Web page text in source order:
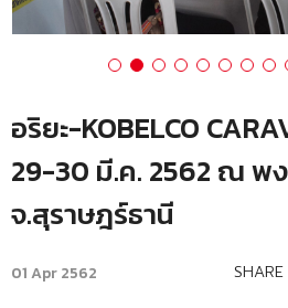
อริยะ-KOBELCO
29-30 มี.ค. 2562 ณ พ
จ.สุราษฎร์ธานี
01 Apr 2562 SHARE